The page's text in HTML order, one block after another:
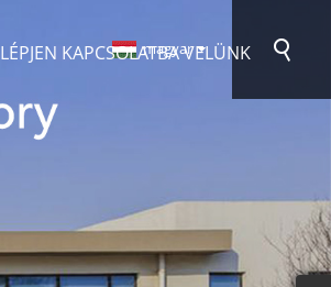
LÉPJEN KAPCSOLATBA VELÜNK
magyar